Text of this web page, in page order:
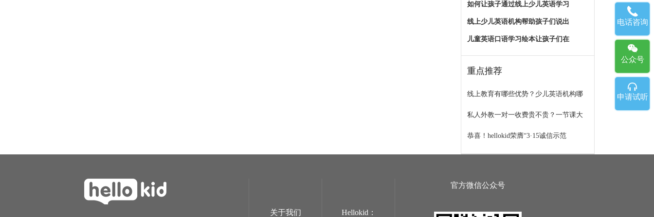
如何让孩子通过线上少儿英语学习
线上少儿英语机构帮助孩子们说出
儿童英语口语学习绘本让孩子们在
重点推荐
线上教育有哪些优势？少儿英语机构哪
私人外教一对一收费贵不贵？一节课大
恭喜！hellokid荣膺“3·15诚信示范
关于我们 Hellokid：
官方微信公众号
电话咨询
公众号
申请试听